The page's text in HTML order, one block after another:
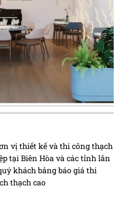
vị thiết kế và thi công thạch
tại Biên Hòa và các tỉnh lân
khách bảng báo giá thi
thạch cao